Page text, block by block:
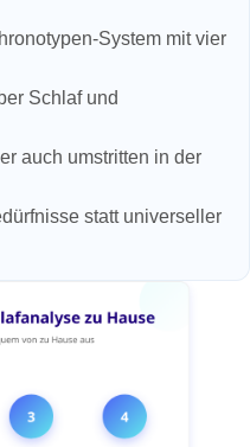
System mit vier
Schlaf und
auch umstritten in der
statt universeller